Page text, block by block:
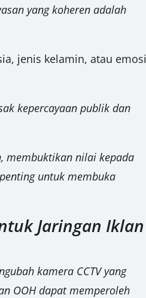
yang koheren adalah
jenis kelamin, atau emosi
kepercayaan publik dan
membuktikan nilai kepada
untuk membuka
Jaringan Iklan
kamera CCTV yang
OOH dapat memperoleh